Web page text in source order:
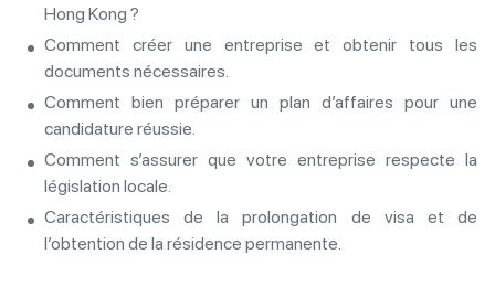
Hong Kong ?
Comment créer une entreprise et obtenir tous les
documents nécessaires.
Comment bien préparer un plan d’affaires pour une
candidature réussie.
Comment s’assurer que votre entreprise respecte la
législation locale.
Caractéristiques de la prolongation de visa et de
l’obtention de la résidence permanente.